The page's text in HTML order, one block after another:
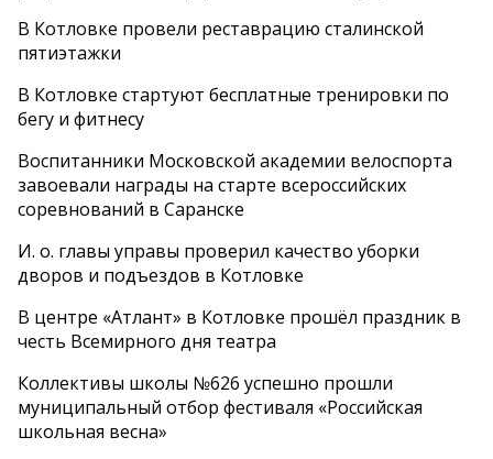
В Котловке провели реставрацию сталинской
пятиэтажки
В Котловке стартуют бесплатные тренировки по
бегу и фитнесу
Воспитанники Московской академии велоспорта
завоевали награды на старте всероссийских
соревнований в Саранске
И. о. главы управы проверил качество уборки
дворов и подъездов в Котловке
В центре «Атлант» в Котловке прошёл праздник в
честь Всемирного дня театра
Коллективы школы №626 успешно прошли
муниципальный отбор фестиваля «Российская
школьная весна»